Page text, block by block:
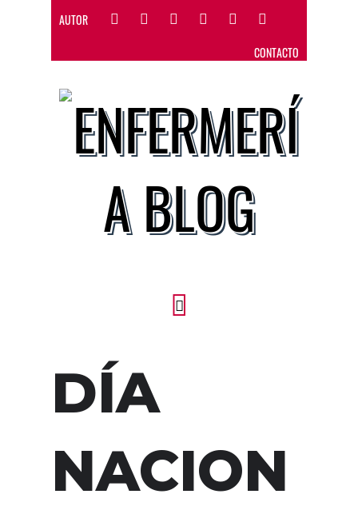
AUTOR
CONTACTO
DÍA
NACION